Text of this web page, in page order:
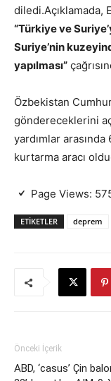
diledi.Açıklamada,
“Türkiye ve
Suriye’nin
yapılması”
Özbekistan
göndereceklerini
yardımlar
kurtarma aracı
Page Views:
ETIKETLER deprem
Önceki İçerik
ABD, ‘casus’ Çin